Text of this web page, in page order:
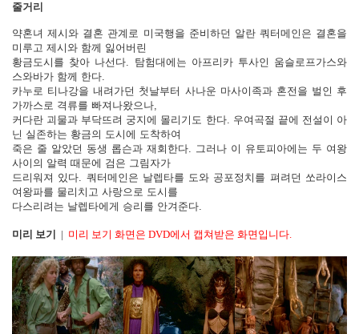
줄거리
약혼녀 제시와 결혼 관계로 미국행을 준비하던 알란 쿼터메인은 결혼을
미루고 제시와 함께 잃어버린
황금도시를 찾아 나선다. 탐험대에는 아프리카 투사인 움슬로프가스와
스와바가 함께 한다.
카누로 티나강을 내려가던 첫날부터 사나운 마사이족과 혼전을 벌인 후
가까스로 격류를 빠져나왔으나,
커다란 괴물과 부닥뜨려 궁지에 몰리기도 한다. 우여곡절 끝에 전설이 아
닌 실존하는 황금의 도시에 도착하여
죽은 줄 알았던 동생 롭슨과 재회한다. 그러나 이 유토피아에는 두 여왕
사이의 알력 때문에 검은 그림자가
드리워져 있다. 쿼터메인은 날렙타를 도와 공포정치를 펴려던 쏘라이스
여왕파를 물리치고 사랑으로 도시를
다스리려는 날렙타에게 승리를 안겨준다.
미리 보기 | 미리 보기 화면은 DVD에서 캡쳐받은 화면입니다.